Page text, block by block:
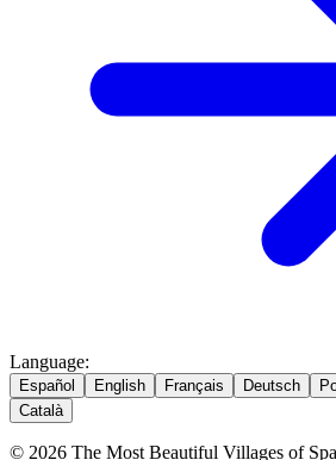
Language:
Español English Français Deutsch
Català
© 2026 The Most Beautiful Villages of